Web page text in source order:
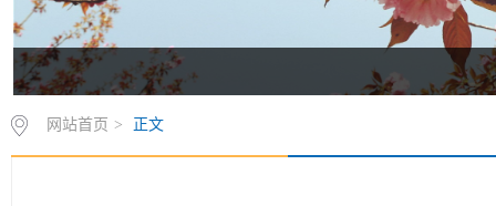
网站首页 > 正文